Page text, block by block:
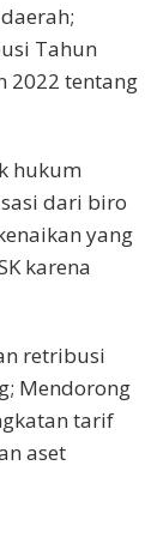
Tahun
2022 tentang
hukum
dari biro
yang
karena
retribusi
Mendorong
tarif
aset